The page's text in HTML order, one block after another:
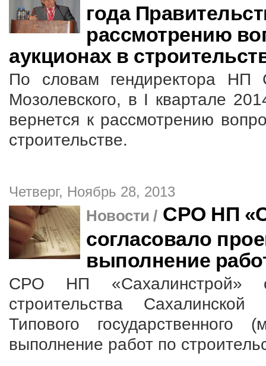
года
рассмотрению
аукционах в
По словам гендиректора НП
Мозолевского, в I квартале
вернется к рассмотрению
строительстве.
Четверг, Ноябрь 28, 2013
Новости / СРО НП
согласовало
выполнение
СРО НП «Сахалинстрой»
строительства
Типового государственного
выполнение работ по